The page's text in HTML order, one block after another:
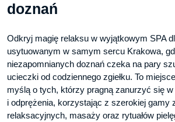
doznań
Odkryj magię relaksu w wyjątkowym SPA
usytuowanym w samym sercu Krakowa,
niezapomnianych doznań czeka na pary
ucieczki od codziennego zgiełku. To
myślą o tych, którzy pragną zanurzyć się
i odprężenia, korzystając z szerokiej gamy
relaksacyjnych, masaży oraz rytuałów